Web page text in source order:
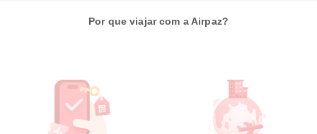
Por que viajar com a Airpaz?